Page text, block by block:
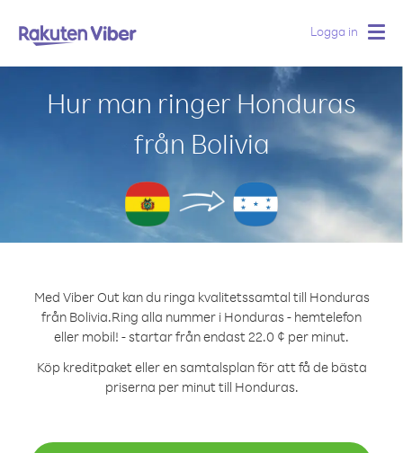
Logga in
Hur man ringer Honduras
från Bolivia
Med Viber Out kan du ringa kvalitetssamtal till Honduras
från Bolivia.Ring alla nummer i Honduras - hemtelefon
eller mobil! - startar från endast 22.0 ¢ per minut.
Köp kreditpaket eller en samtalsplan för att få de bästa
priserna per minut till Honduras.